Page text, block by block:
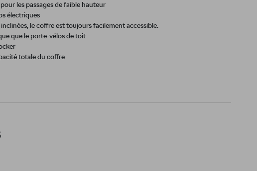
les passages de faible hauteur
électriques
inclinées, le coffre est toujours facilement accessible.
que le porte-vélos de toit
totale du coffre